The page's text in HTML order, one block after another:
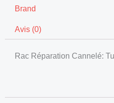
Brand
Avis (0)
Rac Réparation Cannelé: